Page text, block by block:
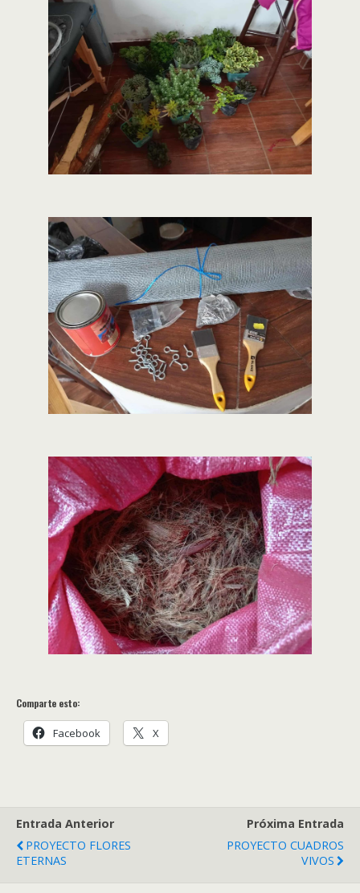
Comparte esto:
Facebook X
Entrada Anterior
PROYECTO FLORES
ETERNAS
Próxima Entrada
PROYECTO CUADROS
VIVOS